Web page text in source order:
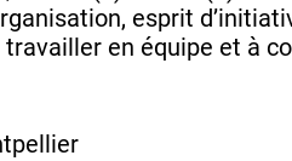
esprit
travailler en équipe et à